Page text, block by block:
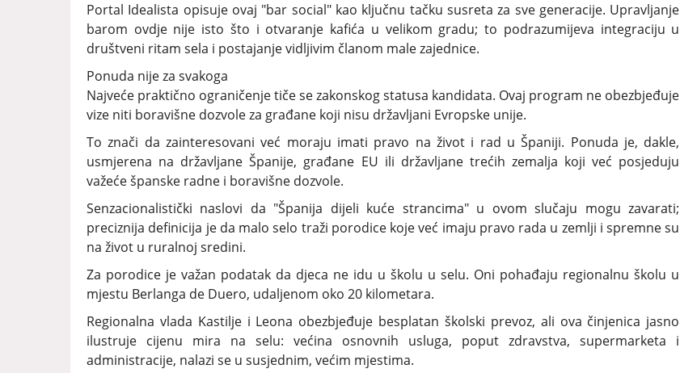
Portal Idealista opisuje ovaj "bar social" kao ključnu tačku susreta za sve generacije. Upravljanje
barom ovdje nije isto što i otvaranje kafića u velikom gradu; to podrazumijeva integraciju u
društveni ritam sela i postajanje vidljivim članom male zajednice.
Ponuda nije za svakoga
Najveće praktično ograničenje tiče se zakonskog statusa kandidata. Ovaj program ne obezbjeđuje
vize niti boravišne dozvole za građane koji nisu državljani Evropske unije.
To znači da zainteresovani već moraju imati pravo na život i rad u Španiji. Ponuda je, dakle,
usmjerena na državljane Španije, građane EU ili državljane trećih zemalja koji već posjeduju
važeće španske radne i boravišne dozvole.
Senzacionalistički naslovi da "Španija dijeli kuće strancima" u ovom slučaju mogu zavarati;
preciznija definicija je da malo selo traži porodice koje već imaju pravo rada u zemlji i spremne su
na život u ruralnoj sredini.
Za porodice je važan podatak da djeca ne idu u školu u selu. Oni pohađaju regionalnu školu u
mjestu Berlanga de Duero, udaljenom oko 20 kilometara.
Regionalna vlada Kastilje i Leona obezbjeđuje besplatan školski prevoz, ali ova činjenica jasno
ilustruje cijenu mira na selu: većina osnovnih usluga, poput zdravstva, supermarketa i
administracije, nalazi se u susjednim, većim mjestima.